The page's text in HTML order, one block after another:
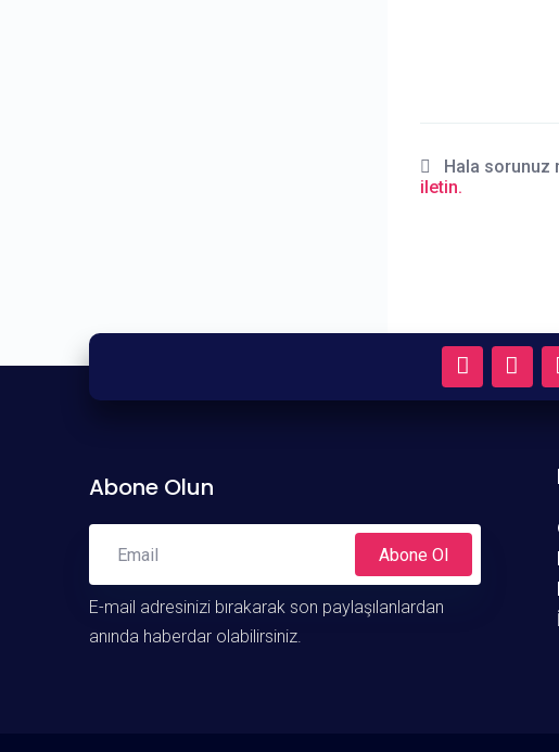
Hala sorunuz
iletin.
Abone Olun
Abone Ol
E-mail adresinizi bırakarak son paylaşılanlardan
anında haberdar olabilirsiniz.